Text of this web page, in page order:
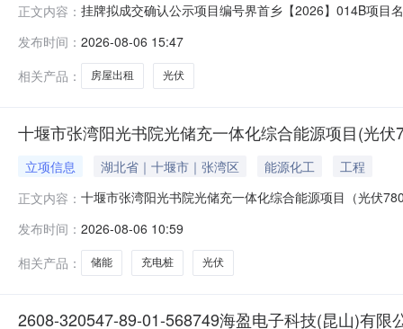
正文内容： 挂牌拟成交确认公示项目编号界首乡【2026】014B项目
月6日至2026年8月10日异议、投诉名称（地址）界首乡
期
发布时间： 2026-08-06 15:47
相关产品：
房屋出租 光伏
十堰市张湾阳光书院光储充一体化综合能源项目(光
立项信息 湖北省｜十堰市｜张湾区 能源化工
工程
正文内容： 十堰市张湾阳光书院光储充一体化综合能源项目（光伏
发布时间： 2026-08-06 10:59
相关产品：
储能 充电桩 光伏
2608-320547-89-01-568749海盈电子科技(昆山)有限